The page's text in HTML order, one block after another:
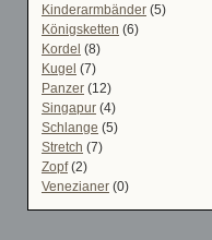
Kinderarmbänder (5)
Königsketten (6)
Kordel (8)
Kugel (7)
Panzer (12)
Singapur (4)
Schlange (5)
Stretch (7)
Zopf(2)
Venezianer (0)